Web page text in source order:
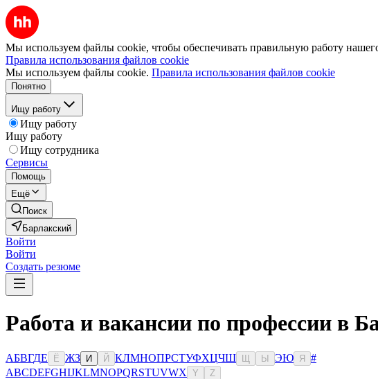
Мы используем файлы cookie, чтобы обеспечивать правильную работу
Правила использования файлов cookie
Мы используем файлы cookie. Правила использования файлов cookie
Понятно
Ищу работу
Ищу работу
Ищу работу
Ищу сотрудника
Сервисы
Помощь
Ещё
Поиск
Барлакский
Войти
Войти
Создать резюме
Работа и вакансии по профессии в
АБВГДЕ Ё ЖЗ И Й КЛМНОПРСТУФХЦЧШ Ы ЭЮ Я
#
ABCDEFGHIJKLMNOPQRSTUVWX Y Z